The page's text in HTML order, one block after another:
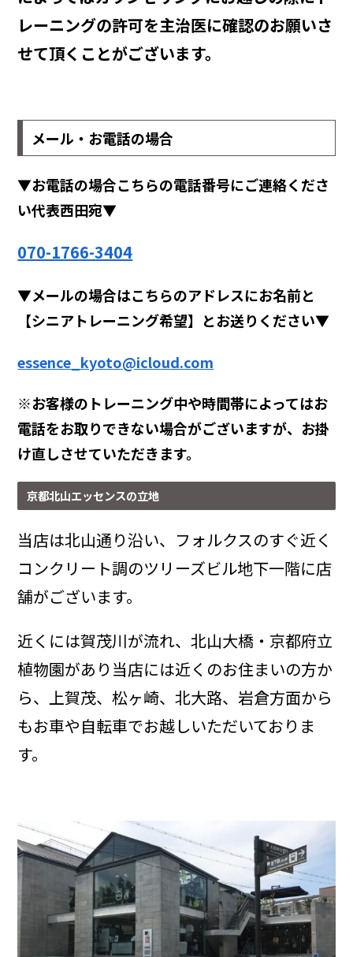
レーニングの許可を主治医に確認のお願いさ
せて頂くことがございます。
メール・お電話の場合
▼お電話の場合こちらの電話番号にご連絡くださ
い代表西田宛▼
070-1766-3404
▼メールの場合はこちらのアドレスにお名前と
【シニアトレーニング希望】とお送りください▼
essence_kyoto@icloud.com
※お客様のトレーニング中や時間帯によってはお
電話をお取りできない場合がございますが、お掛
け直しさせていただきます。
京都北山エッセンスの立地
当店は北山通り沿い、フォルクスのすぐ近く
コンクリート調のツリーズビル地下一階に店
舗がございます。
近くには賀茂川が流れ、北山大橋・京都府立
植物園があり当店には近くのお住まいの方か
ら、上賀茂、松ヶ崎、北大路、岩倉方面から
もお車や自転車でお越しいただいておりま
す。